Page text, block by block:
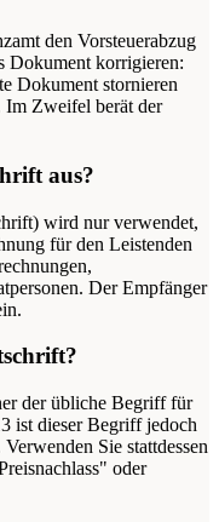
den Vorsteuerabzug
Dokument korrigieren:
Dokument stornieren
Im Zweifel berät der
aus?
wird nur verwendet,
für den Leistenden
Der Empfänger
der übliche Begriff für
ist dieser Begriff jedoch
Sie stattdessen
oder